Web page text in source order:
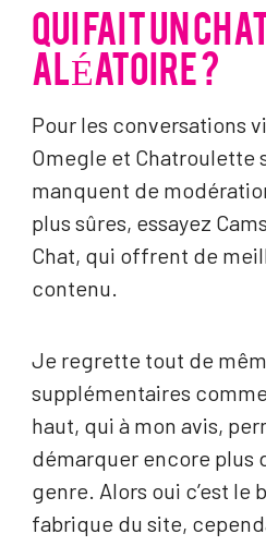
QUI FAIT UN
ALÉATOIRE ?
Pour les conversations
Omegle et Chatroulette
manquent de
plus sûres, essayez
Chat, qui offrent de
contenu.
Je regrette tout de
supplémentaires
haut, qui à mon avis,
démarquer encore plus
genre. Alors oui c’est le
fabrique du site,